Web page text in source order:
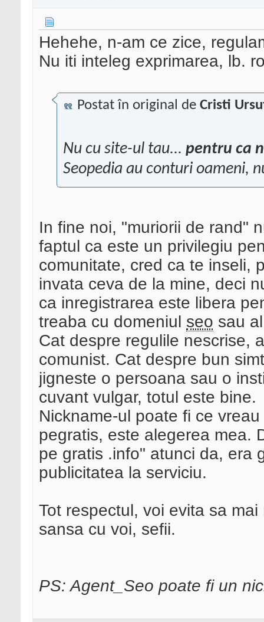
Hehehe, n-am ce zice,
Nu iti inteleg exprimarea, lb.
Postat în original de Cristi
Nu cu site-ul tau... pentru ca
Seopedia au conturi oameni,
In fine noi, "muriorii de rand"
faptul ca este un privilegiu
comunitate, cred ca te inseli,
invata ceva de la mine, deci
ca inregistrarea este libera
treaba cu domeniul seo sau
Cat despre regulile nescrise,
comunist. Cat despre bun
jigneste o persoana sau o
cuvant vulgar, totul este bine.
Nickname-ul poate fi ce
pegratis, este alegerea mea.
pe gratis .info" atunci da, era
publicitatea la serviciu.
Tot respectul, voi evita sa
sansa cu voi, sefii.
PS: Agent_Seo poate fi un